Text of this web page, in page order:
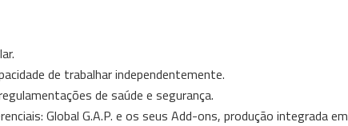
de trabalhar independentemente.
de saúde e segurança.
Global G.A.P. e os seus Add-ons, produção integrada